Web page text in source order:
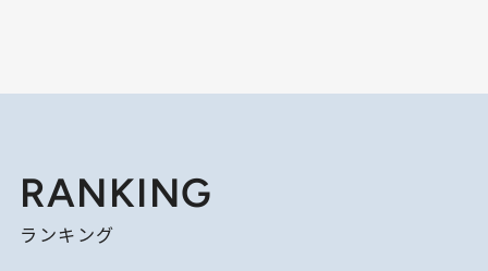
RANKING
ランキング